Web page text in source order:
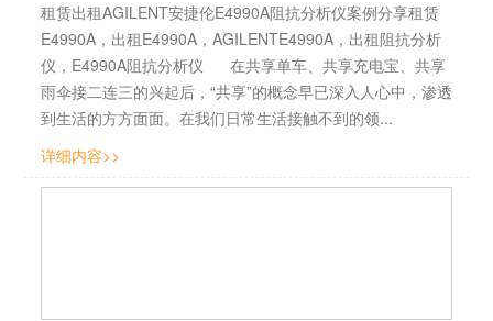
租赁出租AGILENT安捷伦E4990A阻抗分析仪案例分享租赁
E4990A，出租E4990A，AGILENTE4990A，出租阻抗分析
仪，E4990A阻抗分析仪 在共享单车、共享充电宝、共享
雨伞接二连三的兴起后，“共享”的概念早已深入人心中，渗透
到生活的方方面面。在我们日常生活接触不到的领...
详细内容>>